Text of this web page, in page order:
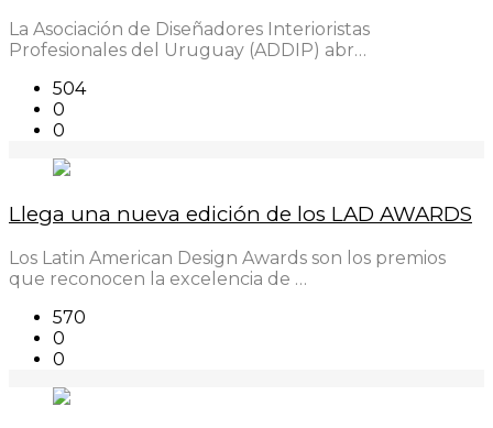
La Asociación de Diseñadores Interioristas
Profesionales del Uruguay (ADDIP) abr…
504
0
0
Llega una nueva edición de los LAD AWARDS
Los Latin American Design Awards son los premios
que reconocen la excelencia de …
570
0
0